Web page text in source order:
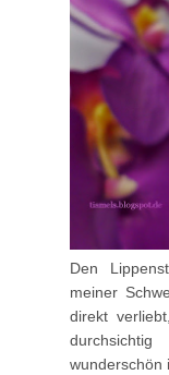
Den
meiner
direkt
wunderschön